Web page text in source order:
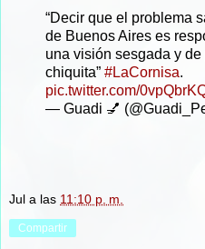
“Decir que el problema
de Buenos Aires es
una visión sesgada y
chiquita” #LaCornisa.
pic.twitter.com/
— Guadi 💅
Jul a las 11:10 p. m.
Compartir